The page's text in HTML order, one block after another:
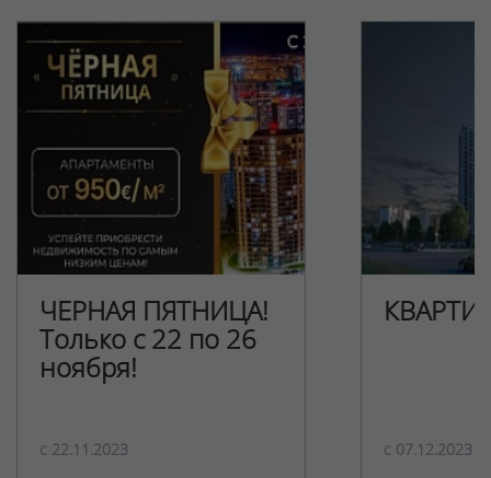
ЧЕРНАЯ ПЯТНИЦА!
Только с 22 по 26
ноября!
c 22.11.2023 c 07.12.2023